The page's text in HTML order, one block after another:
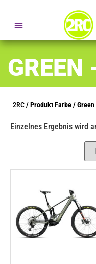
GREEN
2RC/ Produkt Farbe /
Einzelnes Ergebnis wird